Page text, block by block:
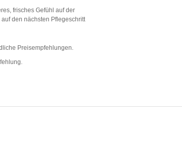
frisches Gefühl auf der
den nächsten Pflegeschritt
Preisempfehlungen.